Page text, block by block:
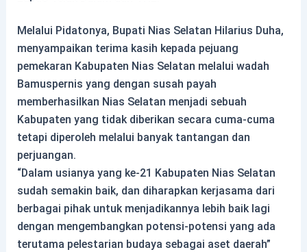
Melalui Pidatonya, Bupati Nias Selatan Hilarius Duha,
menyampaikan terima kasih kepada pejuang
pemekaran Kabupaten Nias Selatan melalui wadah
Bamuspernis yang dengan susah payah
memberhasilkan Nias Selatan menjadi sebuah
Kabupaten yang tidak diberikan secara cuma-cuma
tetapi diperoleh melalui banyak tantangan dan
perjuangan.
“Dalam usianya yang ke-21 Kabupaten Nias Selatan
sudah semakin baik, dan diharapkan kerjasama dari
berbagai pihak untuk menjadikannya lebih baik lagi
dengan mengembangkan potensi-potensi yang ada
terutama pelestarian budaya sebagai aset daerah”